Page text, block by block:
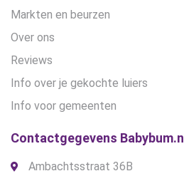
Markten en beurzen
Over ons
Reviews
Info over je gekochte luiers
Info voor gemeenten
Contactgegevens Babybum.nl
Ambachtsstraat 36B